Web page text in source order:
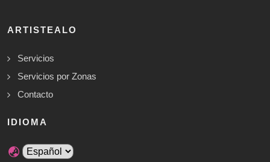
ARTISTEALO
Servicios
Servicios por Zonas
Contacto
IDIOMA